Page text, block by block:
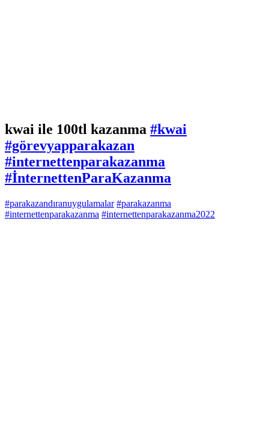
kwai ile 100tl kazanma #kwai
#görevyapparakazan
#internettenparakazanma
#İnternettenParaKazanma
#parakazandıranuygulamalar #parakazanma
#internettenparakazanma #internettenparakazanma2022